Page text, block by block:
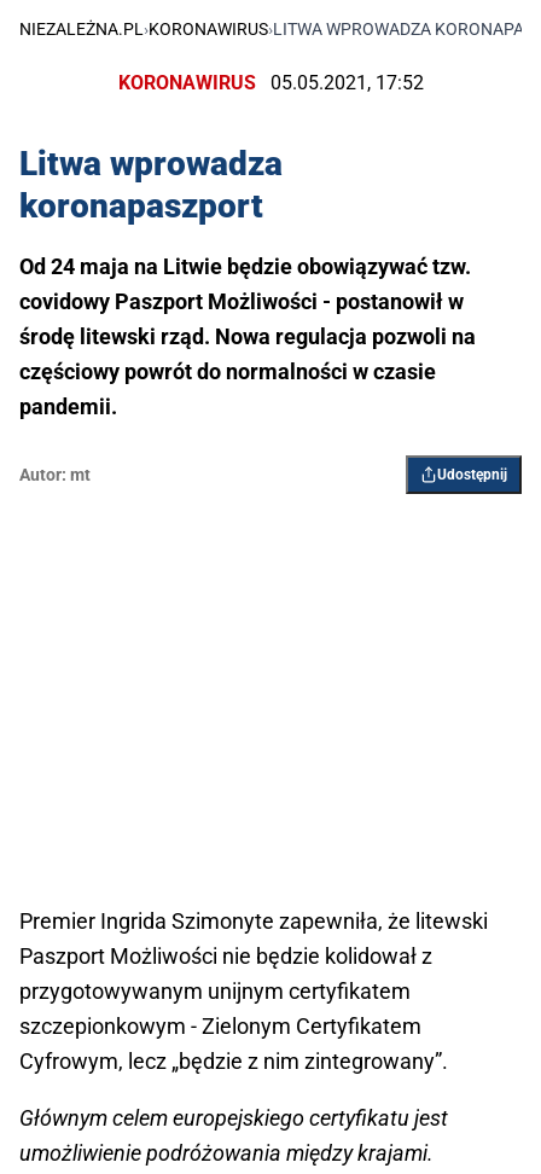
NIEZALEŻNA.PL ›KORONAWIRUS›LITWA WPROWADZA
KORONAWIRUS 05.05.2021, 17:52
Litwa wprowadza
koronapaszport
Od 24 maja na Litwie będzie obowiązywać tzw.
covidowy Paszport Możliwości - postanowił w
środę litewski rząd. Nowa regulacja pozwoli na
częściowy powrót do normalności w czasie
pandemii.
Autor: mt Udostępnij
Premier Ingrida Szimonyte zapewniła, że litewski
Paszport Możliwości nie będzie kolidował z
przygotowywanym unijnym certyfikatem
szczepionkowym - Zielonym Certyfikatem
Cyfrowym, lecz „będzie z nim zintegrowany”.
Głównym celem europejskiego certyfikatu jest
umożliwienie podróżowania między krajami.